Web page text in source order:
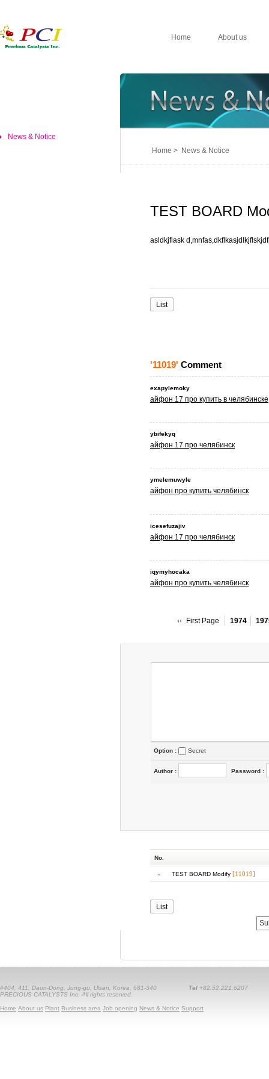
Home About us
News & Notice
Home > News & Notice
TEST BOARD
asldkjflask
List
'11019' Comment
exapylemoky
айфон 17 про купить в челябинске
ybifekyq
айфон 17 про челябинск
ymelemuwyle
айфон про купить челябинск
icesefuzajiv
айфон 17 про челябинск
iqymyhocaka
айфон про купить челябинск
First Page 1974
Option : Secret
Author : Password :
No.
» TEST BOARD Modify [11019]
List
#404, 411, Daun-Dong, Jung-gu, Ulsan, Korea, 681-340 Tel +82.52.221.6207
PRECIOUS CATALYSTS Inc. All rights reserved.
Home About us Plant Business area Job opening News & Notice Support